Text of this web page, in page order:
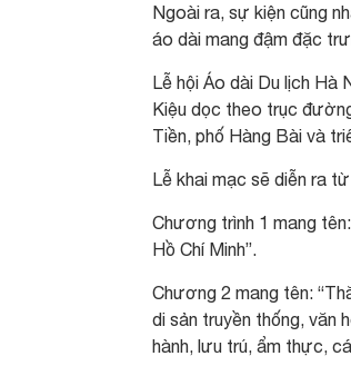
Ngoài ra, sự kiện cũng
áo dài mang đậm đặc
Lễ hội Áo dài Du lịch
Kiệu dọc theo trục
Tiền, phố Hàng Bài và
Lễ khai mạc sẽ diễn ra
Chương trình 1 mang
Hồ Chí Minh”.
Chương 2 mang tên:
di sản truyền thống, văn
hành, lưu trú, ẩm thực,